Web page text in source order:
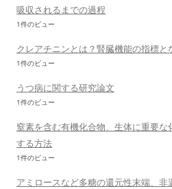
吸収されるまでの過程
1件のビュー
クレアチニンとは？腎臓機能の指標と
1件のビュー
うつ病に関する研究論文
1件のビュー
窒素を含む有機化合物、生体に重要
する方法
1件のビュー
アミロースなど多糖の還元性末端、非